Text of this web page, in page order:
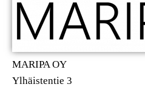
MARIPA OY
Ylhäistentie 3